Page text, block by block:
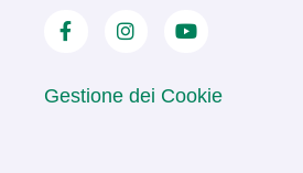
Gestione dei Cookie